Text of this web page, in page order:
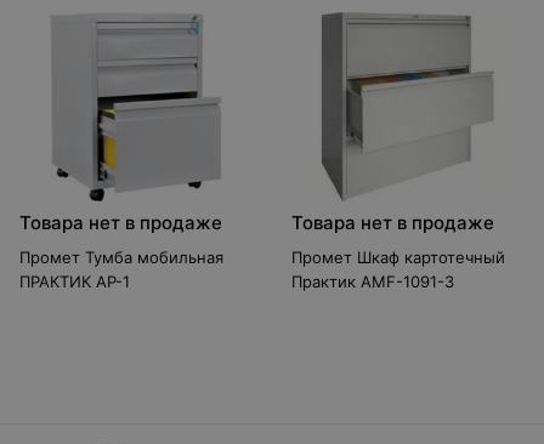
Товара нет в продаже
Промет Тумба мобильная
ПРАКТИК AP-1
Товара нет в продаже
Промет Шкаф картотечный
Практик AMF-1091-3